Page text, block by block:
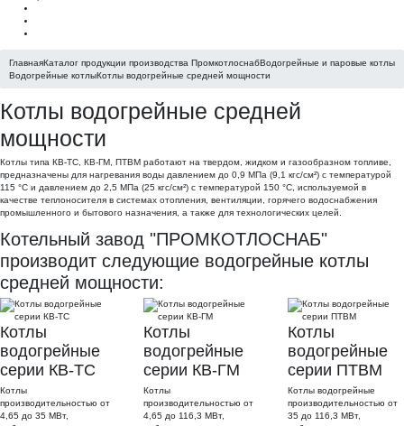
ГлавнаяКаталог продукции производства ПромкотлоснабВодогрейные и паровые котлы
Водогрейные котлыКотлы водогрейные средней мощности
Котлы водогрейные средней
мощности
Котлы типа КВ-ТС, КВ-ГМ, ПТВМ работают на твердом, жидком и газообразном топливе,
предназначены для нагревания воды давлением до 0,9 МПа (9,1 кгс/см²) с температурой
115 °С и давлением до 2,5 МПа (25 кгс/см²) с температурой 150 °С, используемой в
качестве теплоносителя в системах отопления, вентиляции, горячего водоснабжения
промышленного и бытового назначения, а также для технологических целей.
Котельный завод "ПРОМКОТЛОСНАБ"
производит следующие водогрейные котлы
средней мощности:
Котлы
водогрейные
серии КВ-ТС
Котлы
производительностью от
4,65 до 35 МВт,
Котлы
водогрейные
серии КВ-ГМ
Котлы
производительностью от
4,65 до 116,3 МВт,
Котлы
водогрейные
серии ПТВМ
Котлы водогрейные
производительностью от
35 до 116,3 МВт,